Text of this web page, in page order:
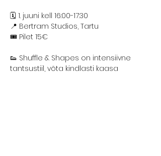
🗓️ 1. juuni kell 16:00-17:30
📍 Bertram Studios, Tartu
🎟️ Pilet 15€
👟 Shuffle & Shapes on intensiivne
tantsustiil, võta kindlasti kaasa